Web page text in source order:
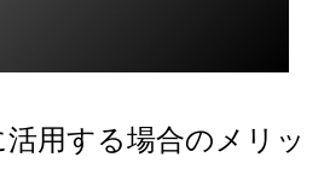
用する場合のメリッ